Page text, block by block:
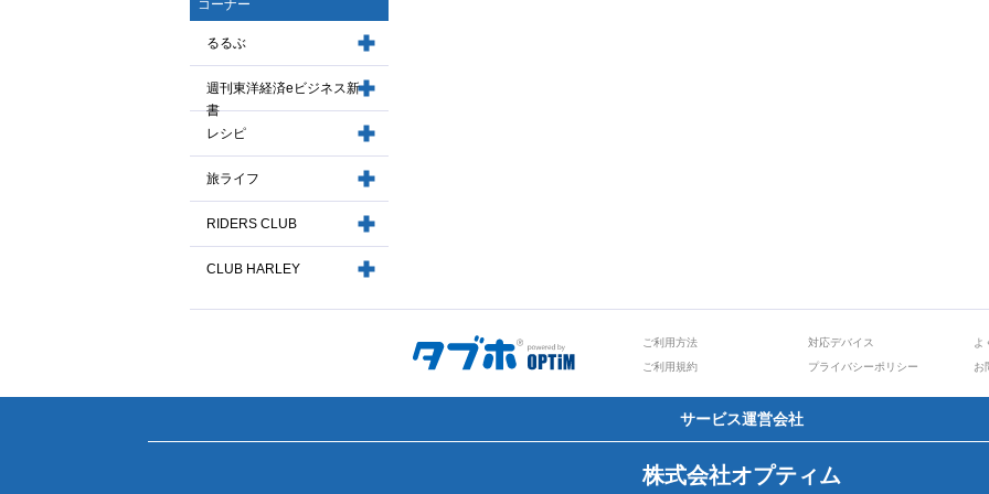
コーナー
るるぶ
週刊東洋経済eビジネス新
書
レシピ
旅ライフ
RIDERS CLUB
CLUB HARLEY
ご利用方法 対応デバイス
よ
ご利用規約
プライバシーポリシー お
サービス運営会社
株式会社オプティム